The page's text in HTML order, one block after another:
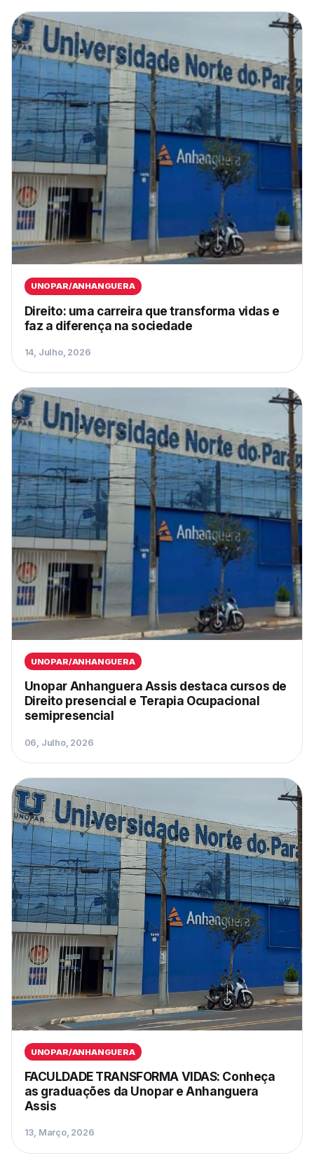
UNOPAR/ANHANGUERA
Direito: uma carreira que transforma vidas e
faz a diferença na sociedade
14, Julho, 2026
UNOPAR/ANHANGUERA
Unopar Anhanguera Assis destaca cursos de
Direito presencial e Terapia Ocupacional
semipresencial
06, Julho, 2026
UNOPAR/ANHANGUERA
FACULDADE TRANSFORMA VIDAS: Conheça
as graduações da Unopar e Anhanguera
Assis
13, Março, 2026